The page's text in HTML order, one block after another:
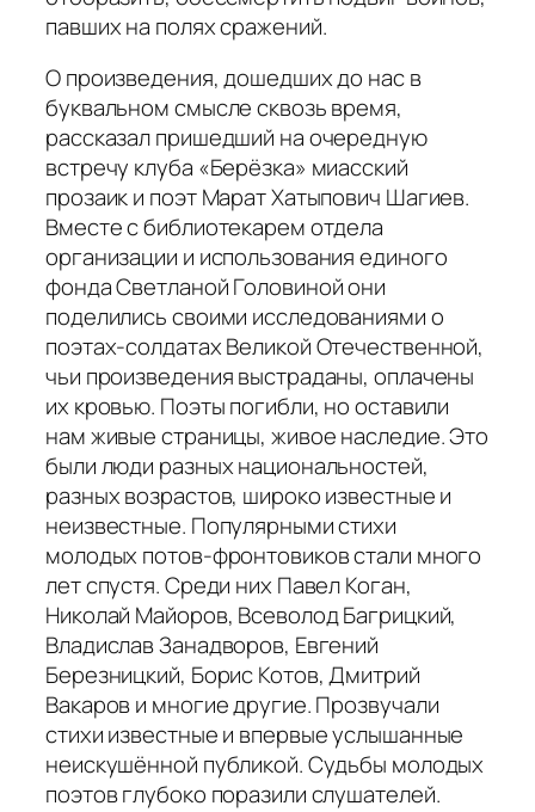
павших на полях сражений.
О произведения, дошедших до нас в
буквальном смысле сквозь время,
рассказал пришедший на очередную
встречу клуба «Берёзка» миасский
прозаик и поэт Марат Хатыпович Шагиев.
Вместе с библиотекарем отдела
организации и использования единого
фонда Светланой Головиной они
поделились своими исследованиями о
поэтах-солдатах Великой Отечественной,
чьи произведения выстраданы, оплачены
их кровью. Поэты погибли, но оставили
нам живые страницы, живое наследие. Это
были люди разных национальностей,
разных возрастов, широко известные и
неизвестные. Популярными стихи
молодых потов-фронтовиков стали много
лет спустя. Среди них Павел Коган,
Николай Майоров, Всеволод Багрицкий,
Владислав Занадворов, Евгений
Березницкий, Борис Котов, Дмитрий
Вакаров и многие другие. Прозвучали
стихи известные и впервые услышанные
неискушённой публикой. Судьбы молодых
поэтов глубоко поразили слушателей.